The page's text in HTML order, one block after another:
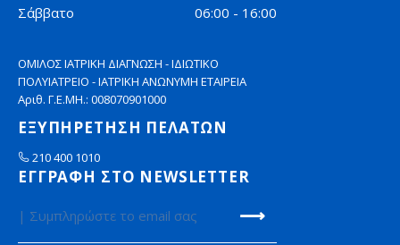
Σάββατο
06:00 - 16:00
ΟΜΙΛΟΣ ΙΑΤΡΙΚΗ ΔΙΑΓΝΩΣΗ - ΙΔΙΩΤΙΚΟ
ΠΟΛΥΙΑΤΡΕΙΟ - ΙΑΤΡΙΚΗ ΑΝΩΝΥΜΗ ΕΤΑΙΡΕΙΑ
Αριθ. Γ.Ε.ΜΗ.: 008070901000
ΕΞΥΠΗΡΕΤΗΣΗ ΠΕΛΑΤΩΝ
210 400 1010
ΕΓΓΡΑΦΗ ΣΤΟ NEWSLETTER